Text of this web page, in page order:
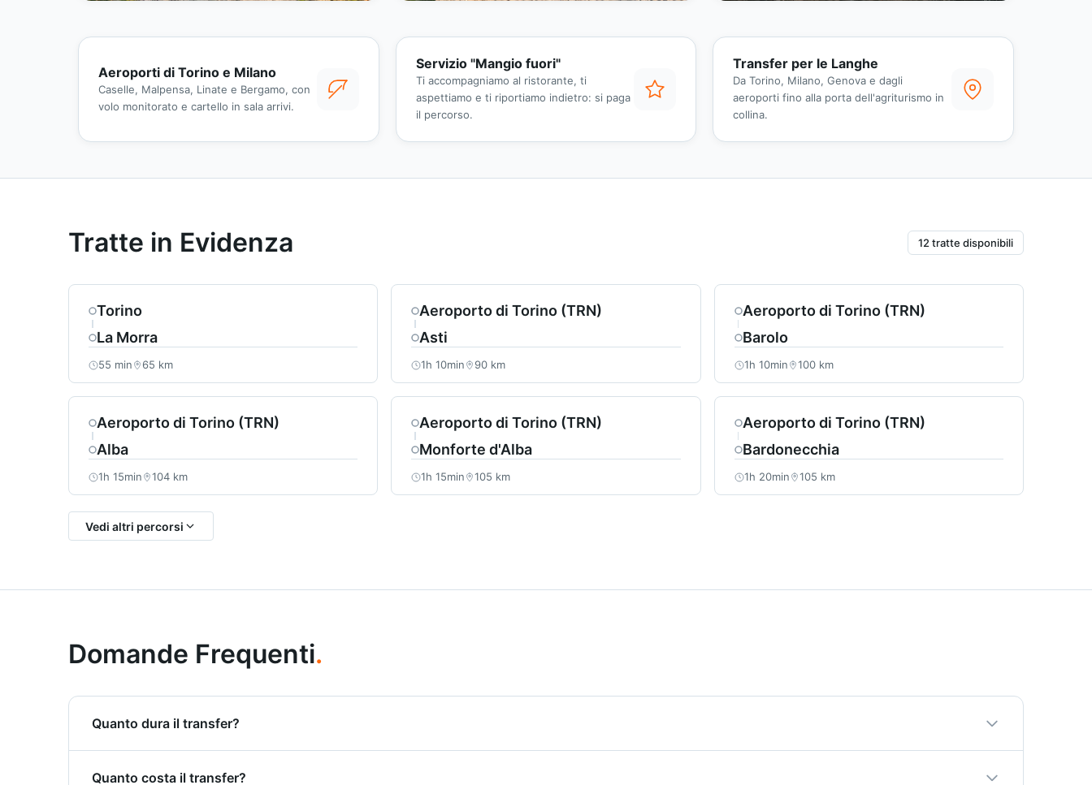
Aeroporti di Torino e Milano
Caselle, Malpensa, Linate e Bergamo, con
volo monitorato e cartello in sala arrivi.
Servizio "Mangio fuori"
Ti accompagniamo al ristorante, ti
aspettiamo e ti riportiamo indietro: si paga
il percorso.
Transfer per le Langhe
Da Torino, Milano, Genova e dagli
aeroporti fino alla porta dell'agriturismo in
collina.
Tratte in Evidenza 12 tratte disponibili
Torino
La Morra
55 min 65 km
Aeroporto di Torino (TRN)
Asti
1h 10min 90 km
Aeroporto di Torino (TRN)
Barolo
1h 10min 100 km
Aeroporto di Torino (TRN)
Alba
1h 15min 104 km
Aeroporto di Torino (TRN)
Monforte d'Alba
1h 15min 105 km
Aeroporto di Torino (TRN)
Bardonecchia
1h 20min 105 km
Vedi altri percorsi
Domande Frequenti.
Quanto dura il transfer?
Quanto costa il transfer?